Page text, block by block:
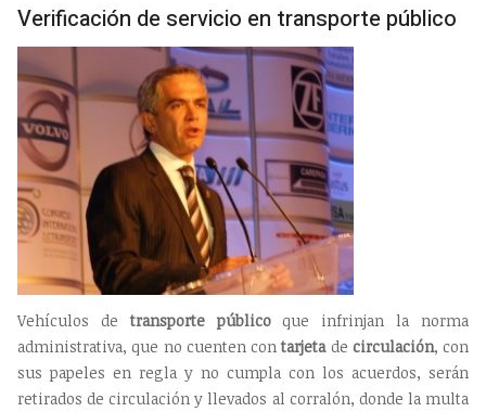
Verificación de servicio en transporte público
Vehículos detransporte públicoque infrinjan la norma
administrativa, que no cuenten contarjetade circulación, con
sus papeles en regla y no cumpla con los acuerdos, serán
retirados de circulación y llevados al corralón, donde la multa